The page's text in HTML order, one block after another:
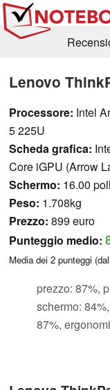
Lenovo
Processore: Intel
5 225U
Scheda grafica:
Core iGPU (Arrow
Schermo: 16.00
Peso: 1.708kg
Prezzo: 899 euro
Punteggio medio:
Media dei 2 punteggi
prezzo: 87%,
schermo:
87%,